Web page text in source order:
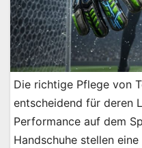
Die richtige Pflege von
entscheidend für deren
Performance auf dem
Handschuhe stellen